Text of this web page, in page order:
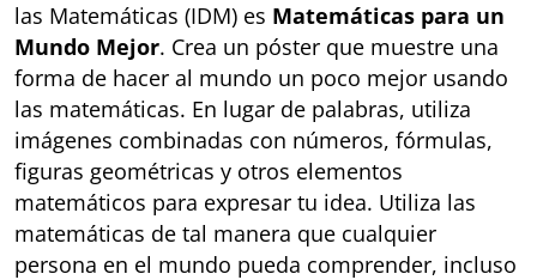
las Matemáticas (IDM) es Matemáticas para un
Mundo Mejor. Crea un póster que muestre una
forma de hacer al mundo un poco mejor usando
las matemáticas. En lugar de palabras, utiliza
imágenes combinadas con números, fórmulas,
figuras geométricas y otros elementos
matemáticos para expresar tu idea. Utiliza las
matemáticas de tal manera que cualquier
persona en el mundo pueda comprender, incluso